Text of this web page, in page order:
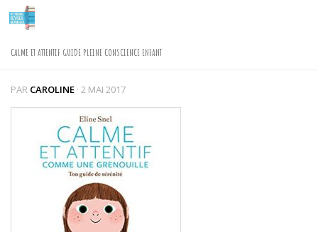
Skip to content
CALME ET ATTENTIF GUIDE PLEINE CONSCIENCE ENFANT
PAR CAROLINE · 2 MAI 2017